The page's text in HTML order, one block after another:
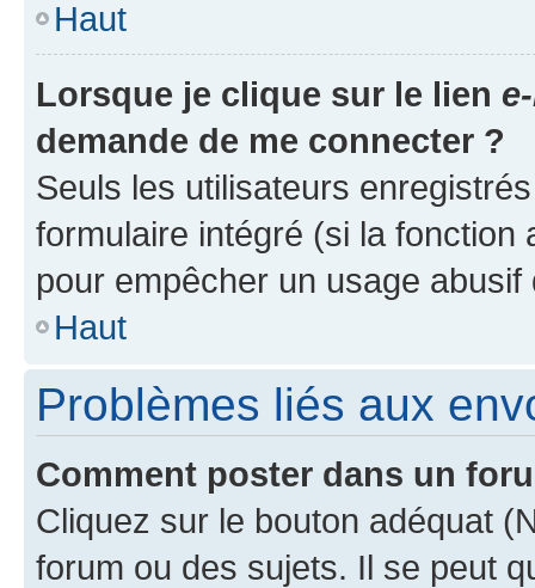
Haut
Lorsque je clique sur le lien
demande de me connecter ?
Seuls les utilisateurs
formulaire intégré (si la fonction
pour empêcher un usage
Haut
Problèmes liés aux
Comment poster dans un
Cliquez sur le bouton adéquat
forum ou des sujets. Il se peut